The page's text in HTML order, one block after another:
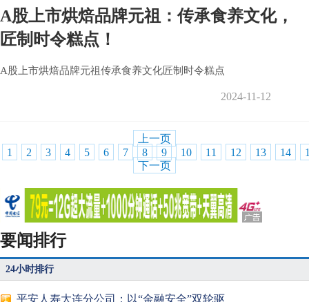
A股上市烘焙品牌元祖：传承食养文化，
匠制时令糕点！
A股上市烘焙品牌元祖传承食养文化匠制时令糕点
2024-11-12
上一页
1
2 3 4 5 6 7 8 9 10 11 12 13 14
下一页
要闻排行
24小时排行
1 平安人寿大连分公司：以“金融安全”双轮驱